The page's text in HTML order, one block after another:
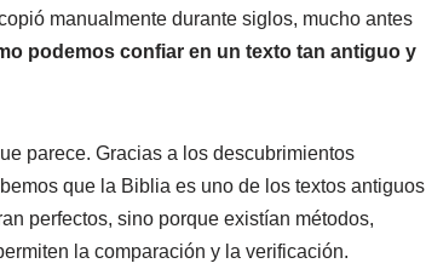
manualmente durante siglos, mucho antes
podemos confiar en un texto tan antiguo y
parece. Gracias a los descubrimientos
que la Biblia es uno de los textos antiguos
perfectos, sino porque existían métodos,
la comparación y la verificación.